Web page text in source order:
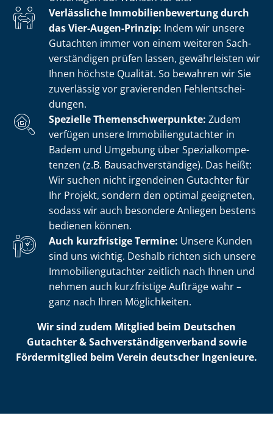
Verlässliche Im­mo­bi­li­en­be­wer­tung durch
das Vier-Augen-Prinzip: Indem wir unsere
Gutachten immer von einem weiteren Sach­
ver­stän­di­gen prüfen lassen, gewährleisten wir
Ihnen höchste Qualität. So bewahren wir Sie
zuverlässig vor gravierenden Fehl­ent­schei­
dun­gen.
Spezielle The­men­schwer­punk­te: Zudem
verfügen unsere Im­mo­bi­li­en­gut­ach­ter in
Badem und Umgebung über Spe­zi­al­kom­pe­
ten­zen (z.B. Bau­sach­ver­stän­di­ge). Das heißt:
Wir suchen nicht irgendeinen Gutachter für
Ihr Projekt, sondern den optimal geeigneten,
sodass wir auch besondere Anliegen bestens
bedienen können.
Auch kurzfristige Termine: Unsere Kunden
sind uns wichtig. Deshalb richten sich unsere
Im­mo­bi­li­en­gut­ach­ter zeitlich nach Ihnen und
nehmen auch kurzfristige Aufträge wahr –
ganz nach Ihren Möglichkeiten.
Wir sind zudem Mitglied beim Deutschen
Gutachter & Sach­ver­stän­di­gen­ver­band sowie
Fördermitglied beim Verein deutscher Ingenieure.